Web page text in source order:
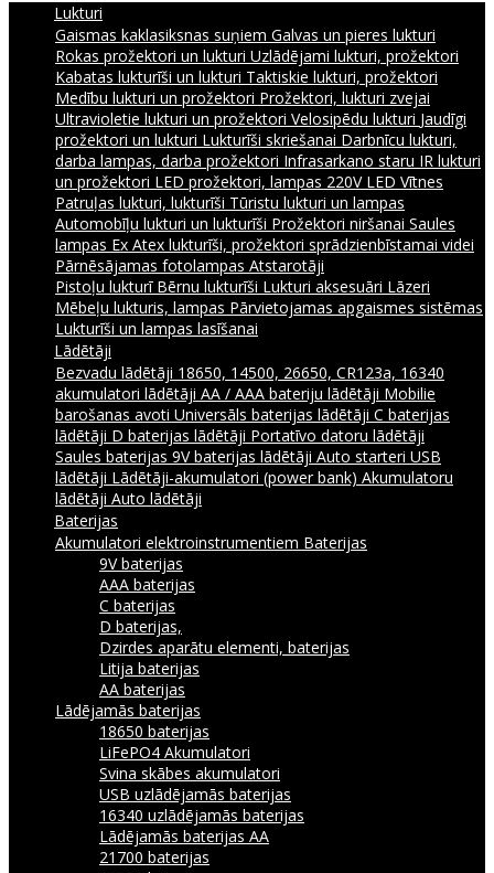
Lukturi
Gaismas kaklasiksnas suņiem Galvas un pieres lukturi
Rokas prožektori un lukturi Uzlādējami lukturi, prožektori
Kabatas lukturīši un lukturi Taktiskie lukturi, prožektori
Medību lukturi un prožektori Prožektori, lukturi zvejai
Ultravioletie lukturi un prožektori Velosipēdu lukturi Jaudīgi
prožektori un lukturi Lukturīši skriešanai Darbnīcu lukturi,
darba lampas, darba prožektori Infrasarkano staru IR lukturi
un prožektori LED prožektori, lampas 220V LED Vītnes
Patruļas lukturi, lukturīši Tūristu lukturi un lampas
Automobīļu lukturi un lukturīši Prožektori niršanai Saules
lampas Ex Atex lukturīši, prožektori sprādzienbīstamai videi
Pārnēsājamas fotolampas Atstarotāji
Pistoļu lukturī Bērnu lukturīši Lukturi aksesuāri Lāzeri
Mēbeļu lukturis, lampas Pārvietojamas apgaismes sistēmas
Lukturīši un lampas lasīšanai
Lādētāji
Bezvadu lādētāji 18650, 14500, 26650, CR123a, 16340
akumulatori lādētāji AA / AAA bateriju lādētāji Mobilie
barošanas avoti Universāls baterijas lādētāji C baterijas
lādētāji D baterijas lādētāji Portatīvo datoru lādētāji
Saules baterijas 9V baterijas lādētāji Auto starteri USB
lādētāji Lādētāji-akumulatori (power bank) Akumulatoru
lādētāji Auto lādētāji
Baterijas
Akumulatori elektroinstrumentiem Baterijas
9V baterijas
AAA baterijas
C baterijas
D baterijas,
Dzirdes aparātu elementi, baterijas
Litija baterijas
AA baterijas
Lādējamās baterijas
18650 baterijas
LiFePO4 Akumulatori
Svina skābes akumulatori
USB uzlādējamās baterijas
16340 uzlādējamās baterijas
Lādējamās baterijas AA
21700 baterijas